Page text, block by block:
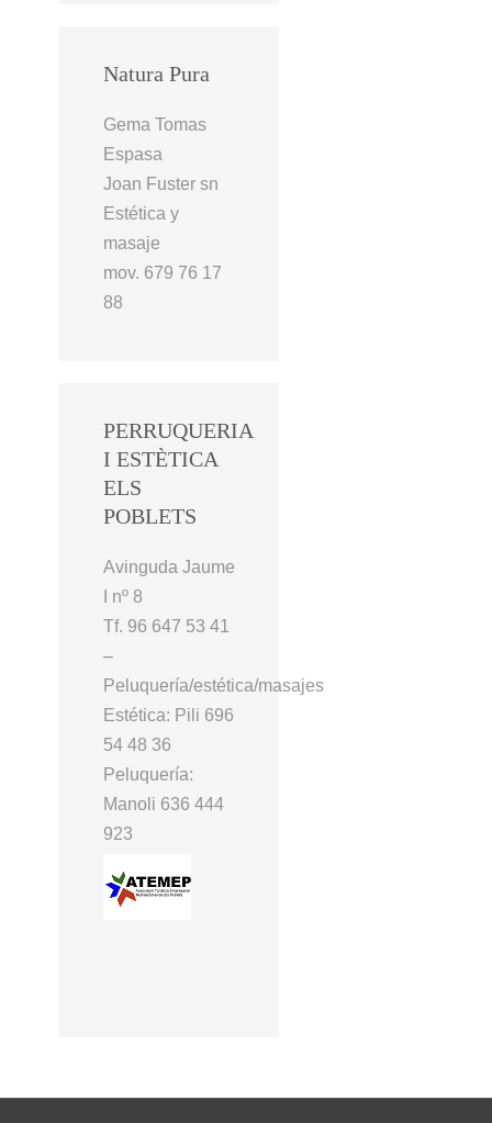
Natura Pura
Gema Tomas
Espasa
Joan Fuster sn
Estética y
masaje
mov. 679 76 17
88
PERRUQUERIA
I ESTÈTICA
ELS
POBLETS
Avinguda Jaume
I nº 8
Tf. 96 647 53 41
–
Peluquería/estética/masajes
Estética: Pili 696
54 48 36
Peluquería:
Manoli 636 444
923